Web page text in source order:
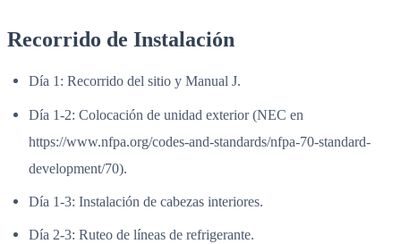
Recorrido de Instalación
Día 1: Recorrido del sitio y Manual J.
Día 1-2: Colocación de unidad exterior (NEC en
https://www.nfpa.org/codes-and-standards/nfpa-70-standard-
development/70).
Día 1-3: Instalación de cabezas interiores.
Día 2-3: Ruteo de líneas de refrigerante.